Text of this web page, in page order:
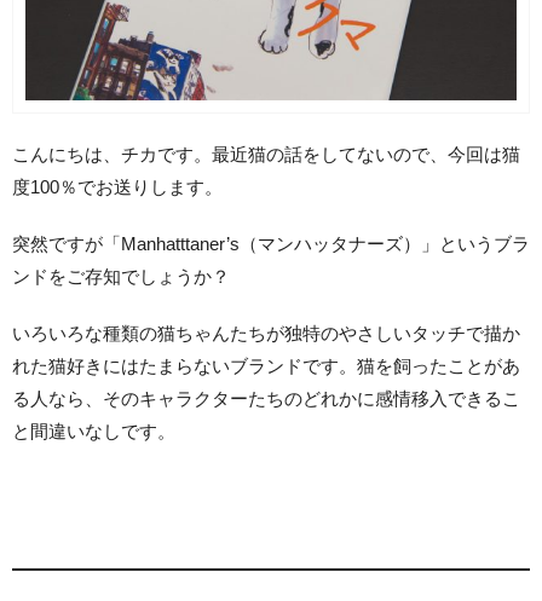
こんにちは、チカです。最近猫の話をしてないので、今回は猫
度100％でお送りします。
突然ですが「Manhatttaner’s（マンハッタナーズ）」というブラ
ンドをご存知でしょうか？
いろいろな種類の猫ちゃんたちが独特のやさしいタッチで描か
れた猫好きにはたまらないブランドです。猫を飼ったことがあ
る人なら、そのキャラクターたちのどれかに感情移入できるこ
と間違いなしです。